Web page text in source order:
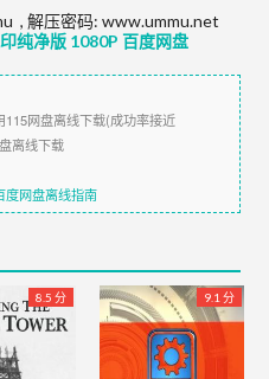
纯净版 1080P 百度网盘
, 解压密码: www.ummu.net
网盘离线下载(成功率接近
离线下载
度网盘离线指南
8.5 分 9.1 分